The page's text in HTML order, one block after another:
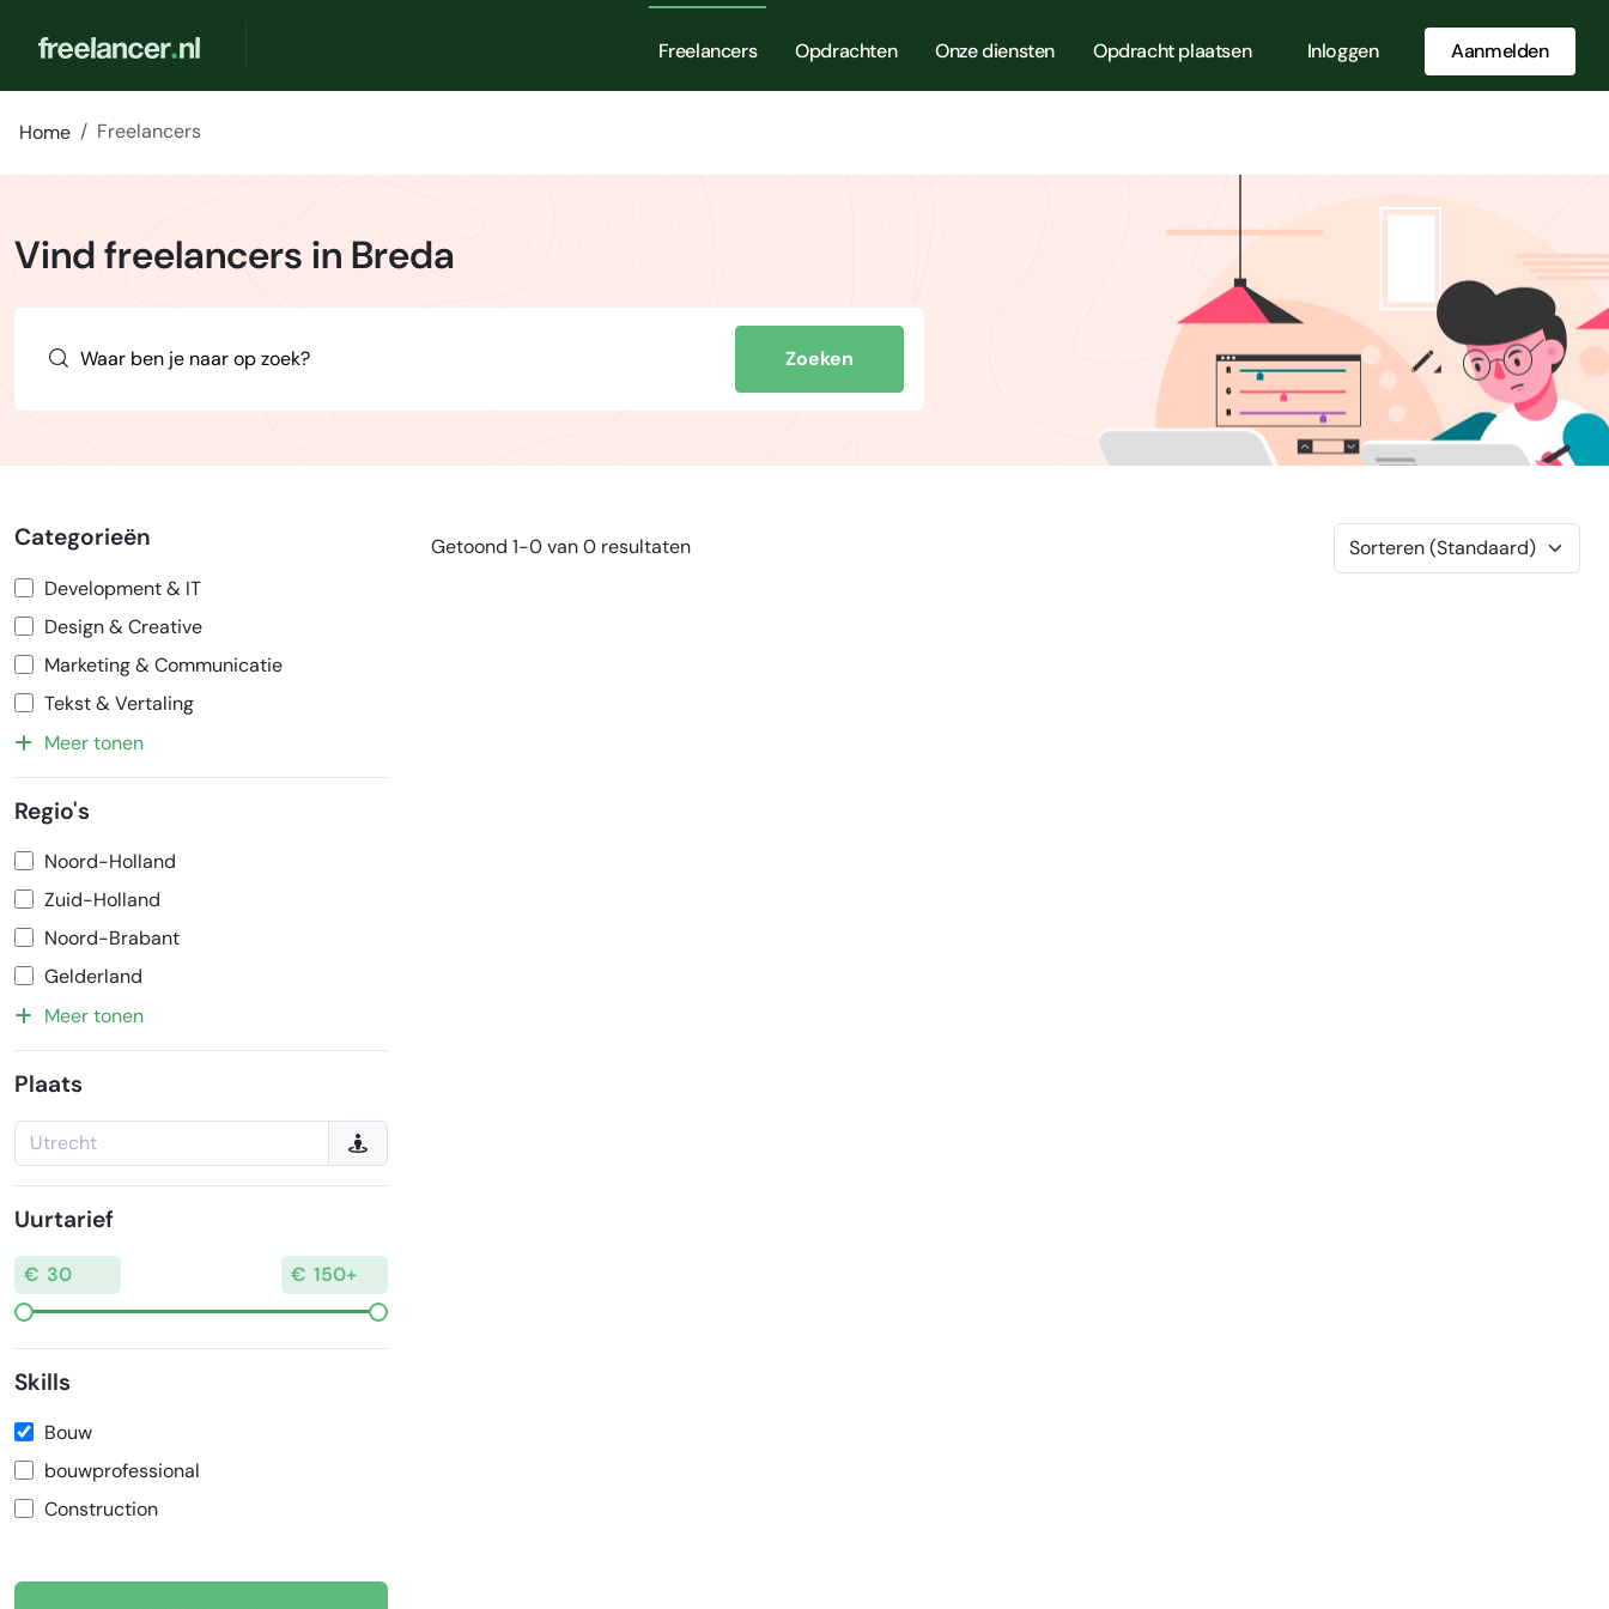
Freelancers Opdrachten Onze diensten Opdracht plaatsen Inloggen Aanmelden
Home Freelancers
Vind freelancers in Breda
Zoeken
Categorieën
Development & IT
Design & Creative
Marketing & Communicatie
Tekst & Vertaling
Meer tonen
Regio's
Noord-Holland
Zuid-Holland
Noord-Brabant
Gelderland
Meer tonen
Plaats
Uurtarief
Skills
Bouw
bouwprofessional
Construction
Getoond 1-0 van 0 resultaten